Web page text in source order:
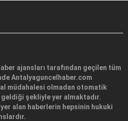
ajansları tarafından geçilen tüm
Antalyaguncelhaber.com
müdahalesi olmadan otomatik
şekliyle yer almaktadır.
alan haberlerin hepsinin hukuki